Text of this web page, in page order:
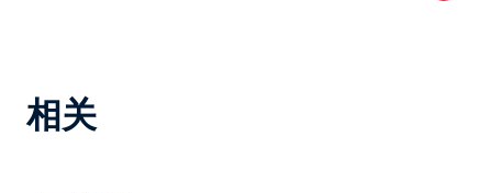
相关